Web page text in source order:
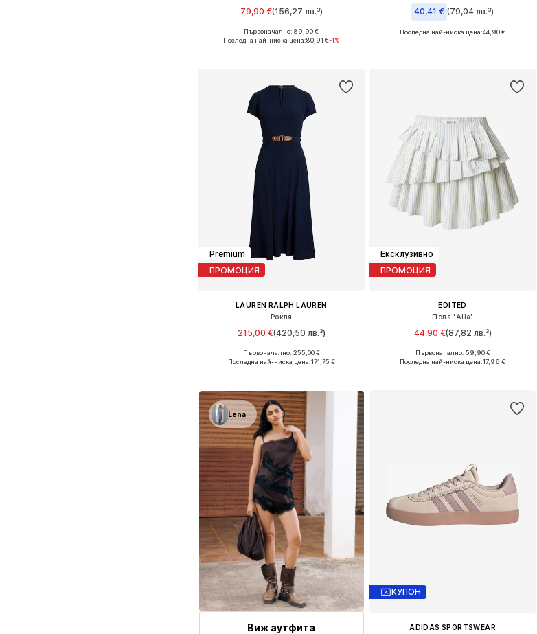
79,90 €(156,27 лв.³)
Предлага се в много размери
Първоначално: 89,90 €
Последна най-ниска цена:80,91 €-1%
40,41 € (79,04 лв.³)
Налични размери: One Size
Последна най-ниска цена:44,90 €
Premium
ПРОМОЦИЯ
LAUREN RALPH LAUREN
Рокля
215,00 €(420,50 лв.³)
Налични размери: 32, 34, 36, 38, 40, 42
Първоначално: 255,00 €
Последна най-ниска цена:171,75 €
Ексклузивно
ПРОМОЦИЯ
EDITED
Пола 'Alia'
44,90 €(87,82 лв.³)
Налични размери: 34, 36, 38, 40, 42
Първоначално: 59,90 €
Последна най-ниска цена:17,96 €
Lena
Виж аутфита
КУПОН
ADIDAS SPORTSWEAR